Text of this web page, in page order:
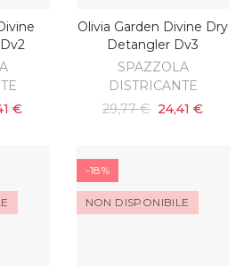
€
AGGIUNGI AL CARRELLO
Olivia Garden Divine Dry
Detangler Dv3
SPAZZOLA
DISTRICANTE
29,77 € 24,41 €
-18%
NON DISPONIBILE